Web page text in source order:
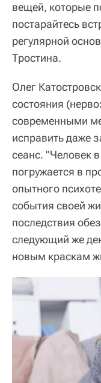
вещей, которые
постарайтесь
регулярной
Тростина.
Олег
состояния
современными
исправить даже
сеанс. "Человек
погружается в
опытного
события своей
последствия
следующий же
новым краскам